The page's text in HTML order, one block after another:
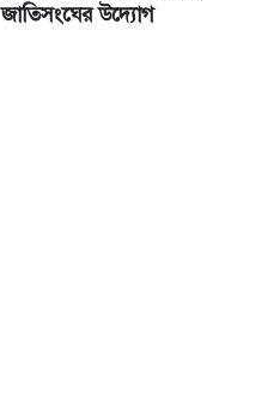
জাতিসংঘের উদ্যোগ